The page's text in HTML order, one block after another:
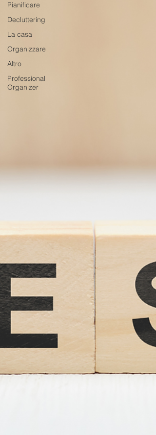
Pianificare
Decluttering
La casa
Organizzare
Altro
Professional
Organizer